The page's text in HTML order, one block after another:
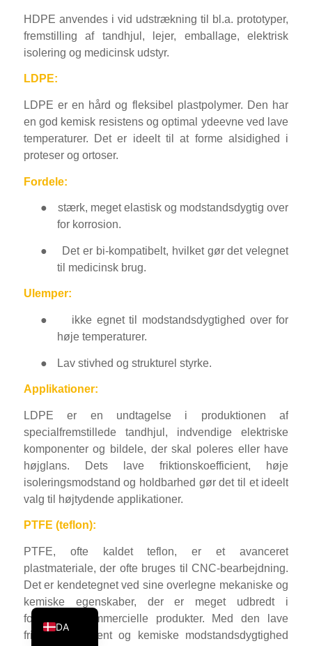
HDPE anvendes i vid udstrækning til bl.a. prototyper,
fremstilling af tandhjul, lejer, emballage, elektrisk
isolering og medicinsk udstyr.
LDPE:
LDPE er en hård og fleksibel plastpolymer. Den har
en god kemisk resistens og optimal ydeevne ved lave
temperaturer. Det er ideelt til at forme alsidighed i
proteser og ortoser.
Fordele:
●
stærk, meget elastisk og modstandsdygtig over
for korrosion.
●
Det er bi-kompatibelt, hvilket gør det velegnet
til medicinsk brug.
Ulemper:
●
ikke egnet til modstandsdygtighed over for
høje temperaturer.
● Lav stivhed og strukturel styrke.
Applikationer:
LDPE er en undtagelse i produktionen af
specialfremstillede tandhjul, indvendige elektriske
komponenter og bildele, der skal poleres eller have
højglans. Dets lave friktionskoefficient, høje
isoleringsmodstand og holdbarhed gør det til et ideelt
valg til højtydende applikationer.
PTFE (teflon):
PTFE, ofte kaldet teflon, er et avanceret
plastmateriale, der ofte bruges til CNC-bearbejdning.
Det er kendetegnet ved sine overlegne mekaniske og
kemiske egenskaber, der er meget udbredt i
forskellige kommercielle produkter. Med den lave
friktionskoefficient og kemiske modstandsdygtighed
DA
EN
IT
DE
NL
PL
AR
ES
NB
SV
HU
ES_MX